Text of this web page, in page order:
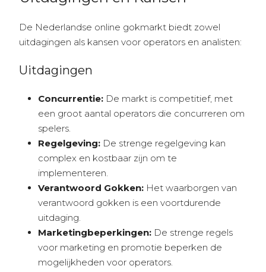
De Nederlandse online gokmarkt biedt zowel
uitdagingen als kansen voor operators en analisten:
Uitdagingen
Concurrentie: De markt is competitief, met
een groot aantal operators die concurreren om
spelers.
Regelgeving: De strenge regelgeving kan
complex en kostbaar zijn om te
implementeren.
Verantwoord Gokken: Het waarborgen van
verantwoord gokken is een voortdurende
uitdaging.
Marketingbeperkingen: De strenge regels
voor marketing en promotie beperken de
mogelijkheden voor operators.